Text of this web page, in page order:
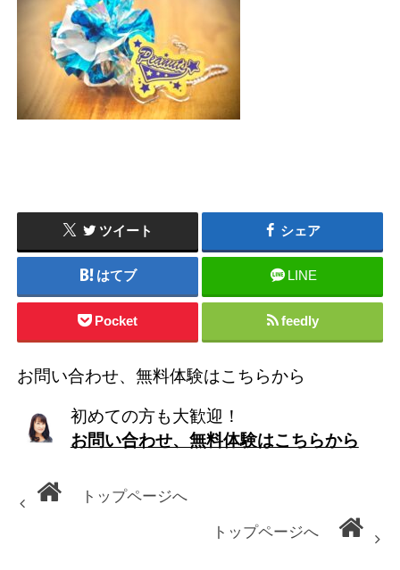
ツイート シェア
はてブ LINE
Pocket feedly
お問い合わせ、無料体験はこちらから
初めての方も大歓迎！
お問い合わせ、無料体験はこちらから
トップページへ
トップページへ